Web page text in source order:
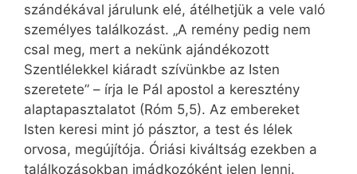
szándékával járulunk elé, átélhetjük a vele való
személyes találkozást. „A remény pedig nem
csal meg, mert a nekünk ajándékozott
Szentlélekkel kiáradt szívünkbe az Isten
szeretete” – írja le Pál apostol a keresztény
alaptapasztalatot (Róm 5,5). Az embereket
Isten keresi mint jó pásztor, a test és lélek
orvosa, megújítója. Óriási kiváltság ezekben a
találkozásokban imádkozóként jelen lenni.